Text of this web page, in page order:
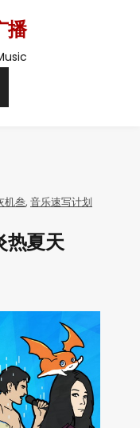
播
机叁, 音乐速写计划
热夏天